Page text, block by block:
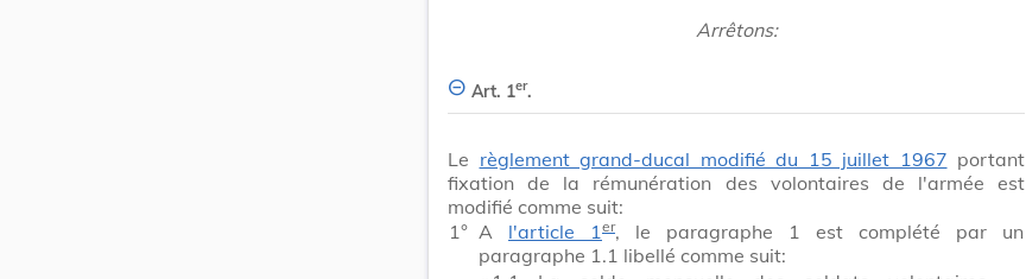
Arrêtons:
Art. 1er.
Le règlement grand-ducal modifié du 15 juillet 1967 portant
fixation de la rémunération des volontaires de l'armée est
modifié comme suit:
1° A l'article 1 er, le paragraphe 1 est complété par un
paragraphe 1.1 libellé comme suit: